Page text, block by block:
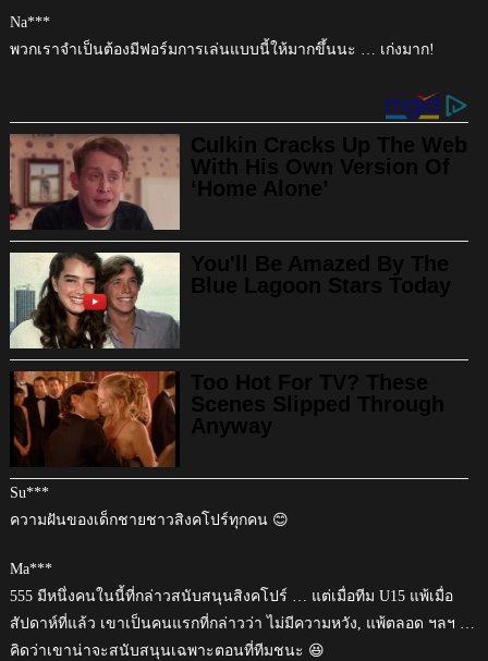
Na***
พวกเราจำเป็นต้องมีฟอร์มการเล่นแบบนี้ให้มากขึ้นนะ … เก่งมาก!
Su***
ความฝันของเด็กชายชาวสิงคโปร์ทุกคน 😊
Ma***
555 มีหนึ่งคนในนี้ที่กล่าวสนับสนุนสิงคโปร์ … แต่เมื่อทีม U15 แพ้เมื่อ
สัปดาห์ที่แล้ว เขาเป็นคนแรกที่กล่าวว่า ไม่มีความหวัง, แพ้ตลอด ฯลฯ …
คิดว่าเขาน่าจะสนับสนุนเฉพาะตอนที่ทีมชนะ 😆